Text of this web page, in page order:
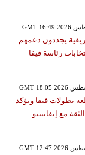
يجددون دعمهم
رئاسة فيفا
بطولات فيفا ويؤكد
مع إنفانتينو